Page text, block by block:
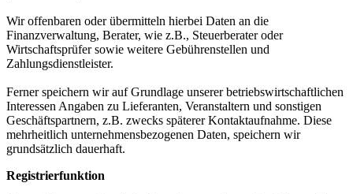
Wir offenbaren oder übermitteln hierbei Daten an die
Finanzverwaltung, Berater, wie z.B., Steuerberater oder
Wirtschaftsprüfer sowie weitere Gebührenstellen und
Zahlungsdienstleister.
Ferner speichern wir auf Grundlage unserer betriebswirtschaftlichen
Interessen Angaben zu Lieferanten, Veranstaltern und sonstigen
Geschäftspartnern, z.B. zwecks späterer Kontaktaufnahme. Diese
mehrheitlich unternehmensbezogenen Daten, speichern wir
grundsätzlich dauerhaft.
Registrierfunktion